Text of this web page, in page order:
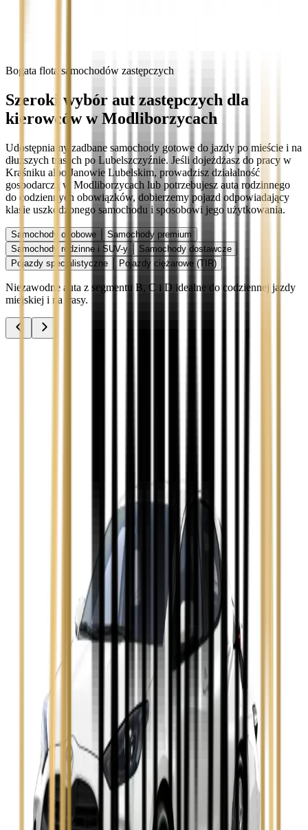
Bogata flota samochodów zastępczych
Szeroki wybór aut zastępczych dla
kierowców w Modliborzycach
Udostępniamy zadbane samochody gotowe do jazdy po mieście i na
dłuższych trasach po Lubelszczyźnie. Jeśli dojeżdżasz do pracy w
Kraśniku albo Janowie Lubelskim, prowadzisz działalność
gospodarczą w Modliborzycach lub potrzebujesz auta rodzinnego
do codziennych obowiązków, dobierzemy pojazd odpowiadający
klasie uszkodzonego samochodu i sposobowi jego użytkowania.
Samochody osobowe
Samochody premium
Samochody rodzinne i SUV-y
Samochody dostawcze
Pojazdy specjalistyczne
Pojazdy ciężarowe (TIR)
Niezawodne auta z segmentu B, C i D idealne do codziennej jazdy
miejskiej i na trasy.
Opel Insignia
Seat Leon
Skoda Fabia
Zobacz